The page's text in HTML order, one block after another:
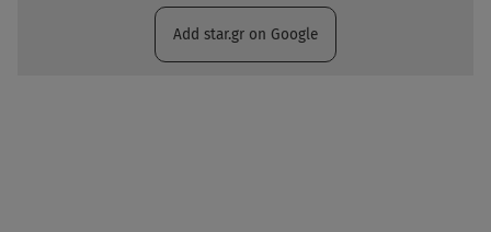
Add star.gr on Google